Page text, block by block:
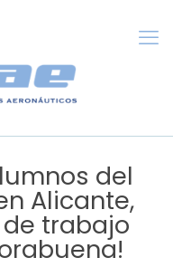
del
Alicante,
trabajo